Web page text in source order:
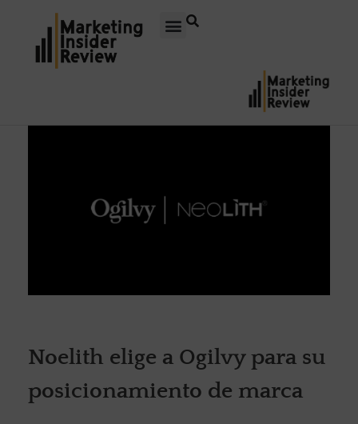
Noelith elige a Ogilvy para su
posicionamiento de marca